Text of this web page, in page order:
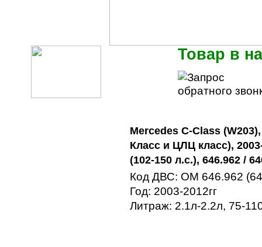
Товар в
Mercedes C-Class
Класс и ЦЛЦ класс),
(102-150 л.с.), 646.962 /
Код ДВС: OM 646.962
Год: 2003-2012гг
Литраж: 2.1л-2.2л, 75-